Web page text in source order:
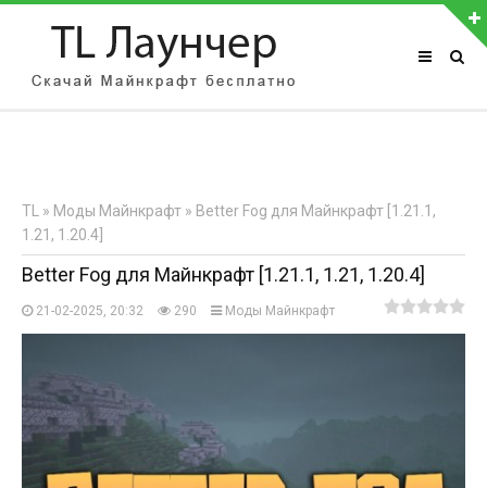
АВТОРИЗАЦИЯ НА САЙТЕ
Регистрация
TL » Моды Майнкрафт » Better Fog для Майнкрафт [1.21.1,
1.21, 1.20.4]
Better Fog для Майнкрафт [1.21.1, 1.21, 1.20.4]
21-02-2025, 20:32 290 Моды Майнкрафт